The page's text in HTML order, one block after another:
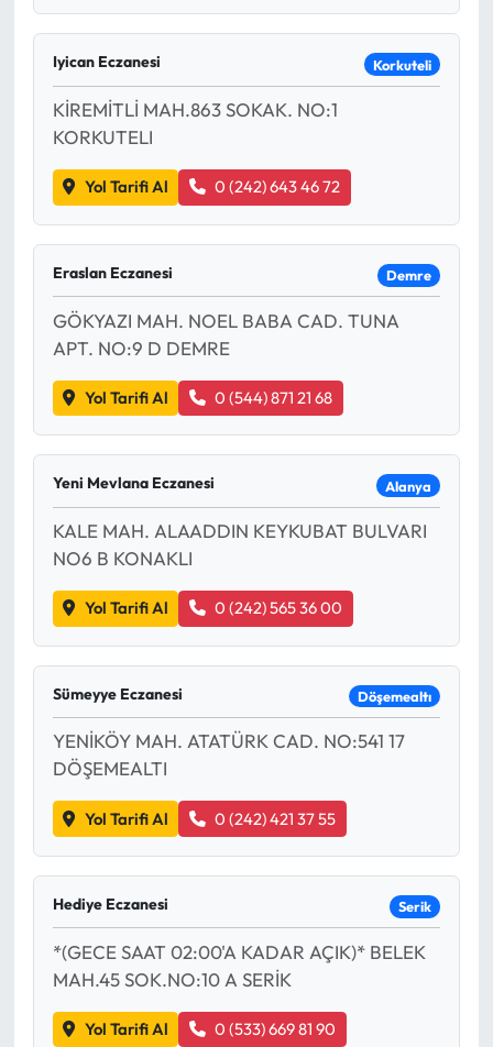
Iyican Eczanesi Korkuteli
KİREMİTLİ MAH.863 SOKAK. NO:1
KORKUTELI
Yol Tarifi Al 0 (242) 643 46 72
Eraslan Eczanesi Demre
GÖKYAZI MAH. NOEL BABA CAD. TUNA
APT. NO:9 D DEMRE
Yol Tarifi Al 0 (544) 871 21 68
Yeni Mevlana Eczanesi Alanya
KALE MAH. ALAADDIN KEYKUBAT BULVARI
NO6 B KONAKLI
Yol Tarifi Al 0 (242) 565 36 00
Sümeyye Eczanesi Döşemealtı
YENİKÖY MAH. ATATÜRK CAD. NO:541 17
DÖŞEMEALTI
Yol Tarifi Al 0 (242) 421 37 55
Hediye Eczanesi Serik
*(GECE SAAT 02:00'A KADAR AÇIK)* BELEK
MAH.45 SOK.NO:10 A SERİK
Yol Tarifi Al 0 (533) 669 81 90